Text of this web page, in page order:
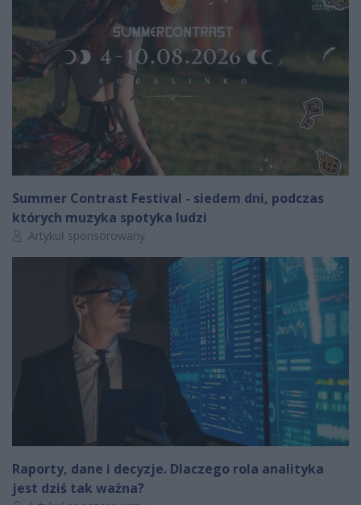
Summer Contrast Festival - siedem dni, podczas
których muzyka spotyka ludzi
Autor artykułu:
Artykuł sponsorowany
Raporty, dane i decyzje. Dlaczego rola analityka
jest dziś tak ważna?